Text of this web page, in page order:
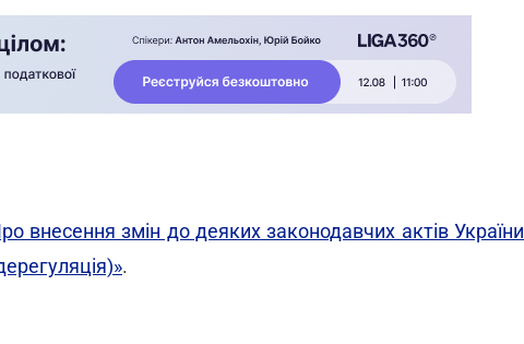
внесення змін до деяких законодавчих актів України
.